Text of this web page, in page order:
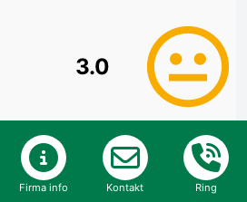
3.0
Anmeldelse
Firma info Kontakt Ring